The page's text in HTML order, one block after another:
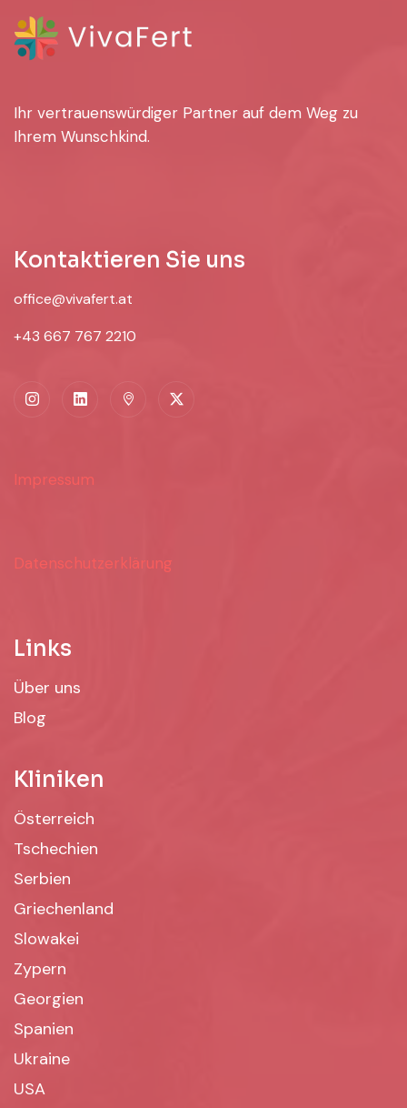
Ihr vertrauenswürdiger Partner auf dem Weg zu
Ihrem Wunschkind.
Kontaktieren Sie uns
office@vivafert.at
+43 667 767 2210
Impressum
Datenschutzerklärung
Links
Über uns
Blog
Kliniken
Österreich
Tschechien
Serbien
Griechenland
Slowakei
Zypern
Georgien
Spanien
Ukraine
USA